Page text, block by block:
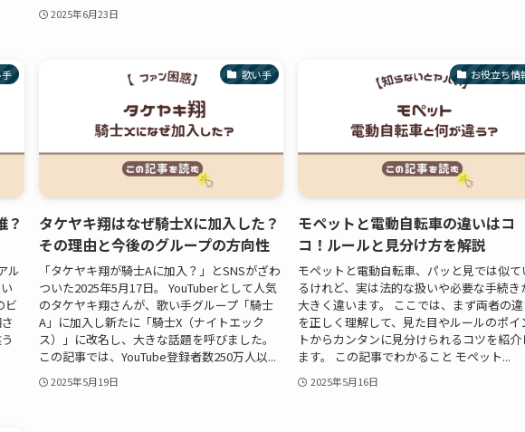
2025年6月23日
？
ル
ビ
歌い手
タケヤキ翔はなぜ騎士Xに加入した？
その理由と今後のグループの方向性
「タケヤキ翔が騎士Aに加入？」とSNSがざわ
ついた2025年5月17日。 YouTuberとして人気
のタケヤキ翔さんが、歌い手グループ「騎士
A」に加入し新たに「騎士X（ナイトエック
ス）」に改名し、大きな話題を呼びました。
この記事では、YouTube登録者数250万人以...
2025年5月19日
お役立ち情
モペットと電動自転車の違いはコ
コ！ルールと見分け方を解説
モペットと電動自転車、パッと見では似て
るけれど、実は法的な扱いや必要な手続き
大きく違います。 ここでは、まず両者の
を正しく理解して、見た目やルールのポイ
トからカンタンに見分けられるコツを紹介
ます。 この記事でわかること モペット...
2025年5月16日